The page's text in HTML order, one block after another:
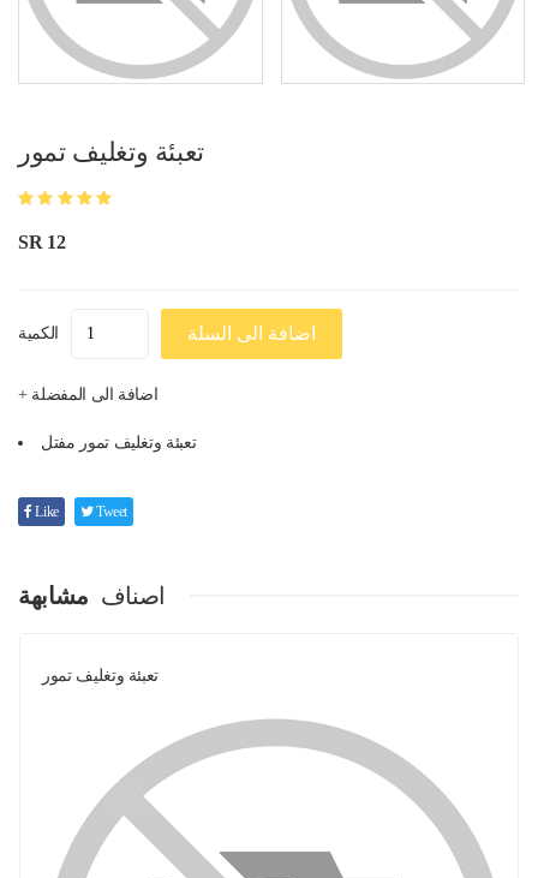
تعبئة وتغليف تمور
SR 12
الكمية اضافة الى السلة
+ اضافة الى المفضلة
تعبئة وتغليف تمور مفتل
Like Tweet
اصناف مشابهة
تعبئة وتغليف تمور